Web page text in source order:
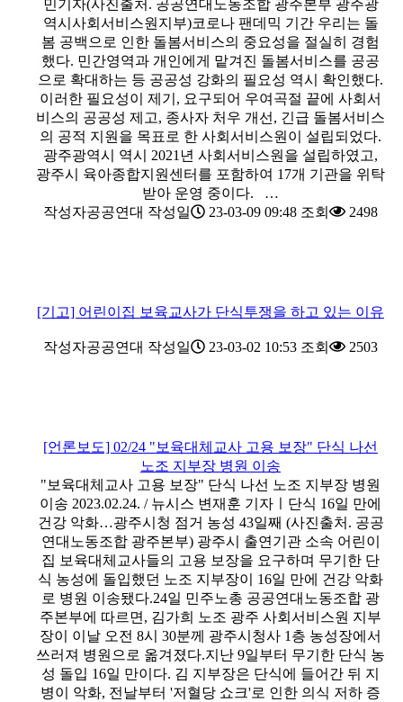
민기자(사진출처. 공공연대노동조합 광주본부 광주광
역시사회서비스원지부)코로나 팬데믹 기간 우리는 돌
봄 공백으로 인한 돌봄서비스의 중요성을 절실히 경험
했다. 민간영역과 개인에게 맡겨진 돌봄서비스를 공공
으로 확대하는 등 공공성 강화의 필요성 역시 확인했다.
이러한 필요성이 제기, 요구되어 우여곡절 끝에 사회서
비스의 공공성 제고, 종사자 처우 개선, 긴급 돌봄서비스
의 공적 지원을 목표로 한 사회서비스원이 설립되었다.
광주광역시 역시 2021년 사회서비스원을 설립하였고,
광주시 육아종합지원센터를 포함하여 17개 기관을 위탁
받아 운영 중이다. …
작성자공공연대 작성일 23-03-09 09:48 조회 2498
[기고] 어린이집 보육교사가 단식투쟁을 하고 있는 이유
작성자공공연대 작성일 23-03-02 10:53 조회 2503
[언론보도] 02/24 "보육대체교사 고용 보장" 단식 나선
노조 지부장 병원 이송
"보육대체교사 고용 보장" 단식 나선 노조 지부장 병원
이송 2023.02.24. / 뉴시스 변재훈 기자ㅣ단식 16일 만에
건강 악화…광주시청 점거 농성 43일째 (사진출처. 공공
연대노동조합 광주본부) 광주시 출연기관 소속 어린이
집 보육대체교사들의 고용 보장을 요구하며 무기한 단
식 농성에 돌입했던 노조 지부장이 16일 만에 건강 악화
로 병원 이송됐다.24일 민주노총 공공연대노동조합 광
주본부에 따르면, 김가희 노조 광주 사회서비스원 지부
장이 이날 오전 8시 30분께 광주시청사 1층 농성장에서
쓰러져 병원으로 옮겨졌다.지난 9일부터 무기한 단식 농
성 돌입 16일 만이다. 김 지부장은 단식에 들어간 뒤 지
병이 악화, 전날부터 '저혈당 쇼크'로 인한 의식 저하 증